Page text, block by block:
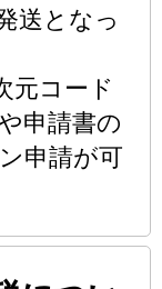
送となっ
元コード
申請書の
申請が可